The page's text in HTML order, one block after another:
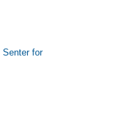
Senter for